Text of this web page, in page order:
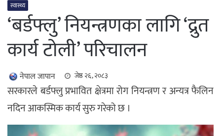
स्वास्थ्य
‘बर्डफ्लु’ नियन्त्रणका लागि ‘द्रुत
कार्य टोली’ परिचालन
नेपाल जापान जेष्ठ २६, २०८३
सरकारले बर्डफ्लु प्रभावित क्षेत्रमा रोग नियन्त्रण र अन्यत्र फैलिन
नदिन आकस्मिक कार्य सुरु गरेको छ ।